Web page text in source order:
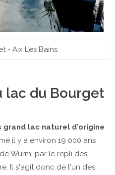
- Aix Les Bains
lac du Bourget
grand lac naturel d'origine
il y a environ 19 000 ans
Würm, par le repli des
Il s'agit donc de l'un des